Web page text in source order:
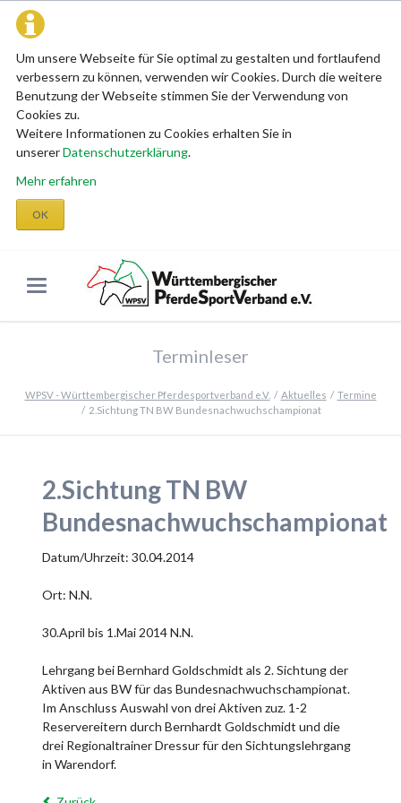
Um unsere Webseite für Sie optimal zu gestalten und fortlaufend
verbessern zu können, verwenden wir Cookies. Durch die weitere
Benutzung der Webseite stimmen Sie der Verwendung von
Cookies zu.
Weitere Informationen zu Cookies erhalten Sie in
unsererDatenschutzerklärung.
Mehr erfahren
OK
Terminleser
WPSV - Württembergischer Pferdesportverband e.V. Aktuelles
Termine
2.Sichtung TN BW Bundesnachwuchschampionat
2.Sichtung TN BW
Bundesnachwuchschampionat
Datum/Uhrzeit: 30.04.2014
Ort: N.N.
30.April bis 1.Mai 2014 N.N.
Lehrgang bei Bernhard Goldschmidt als 2. Sichtung der
Aktiven aus BW für das Bundesnachwuchschampionat.
Im Anschluss Auswahl von drei Aktiven zuz. 1-2
Reservereitern durch Bernhardt Goldschmidt und die
drei Regionaltrainer Dressur für den Sichtungslehrgang
in Warendorf.